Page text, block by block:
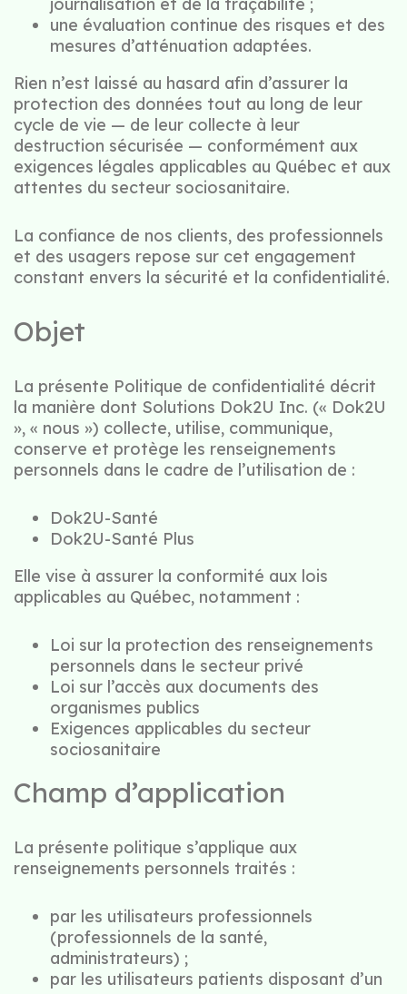
une évaluation continue des risques et des
mesures d’atténuation adaptées.
Rien n’est laissé au hasard afin d’assurer la
protection des données tout au long de leur
cycle de vie — de leur collecte à leur
destruction sécurisée — conformément aux
exigences légales applicables au Québec et aux
attentes du secteur sociosanitaire.
La confiance de nos clients, des professionnels
et des usagers repose sur cet engagement
constant envers la sécurité et la confidentialité.
Objet
La présente Politique de confidentialité décrit
la manière dont Solutions Dok2U Inc. (« Dok2U
», « nous ») collecte, utilise, communique,
conserve et protège les renseignements
personnels dans le cadre de l’utilisation de :
Dok2U-Santé
Dok2U-Santé Plus
Elle vise à assurer la conformité aux lois
applicables au Québec, notamment :
Loi sur la protection des renseignements
personnels dans le secteur privé
Loi sur l’accès aux documents des
organismes publics
Exigences applicables du secteur
sociosanitaire
Champ d’application
La présente politique s’applique aux
renseignements personnels traités :
par les utilisateurs professionnels
(professionnels de la santé,
administrateurs) ;
par les utilisateurs patients disposant d’un